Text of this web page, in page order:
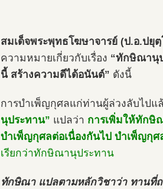
สมเด็จพระพุทธโฆษาจารย์ (ป.อ.ปยุตฺ
ความหมายเกี่ยวกับเรื่อง “ทักษิณานุ
นี้ สร้างความดีได้อนันต์” ดังนี้
การบำเพ็ญกุศลแก่ท่านผู้ล่วงลับไปแ
นุประทาน” แปลว่า การเพิ่มให้ทักษิ
บำเพ็ญกุศลต่อเนื่องกันไป บำเพ็ญกุ
เรียกว่าทักษิณานุประทาน
ทักษิณา แปลตามหลักวิชาว่า ทานที่ถ